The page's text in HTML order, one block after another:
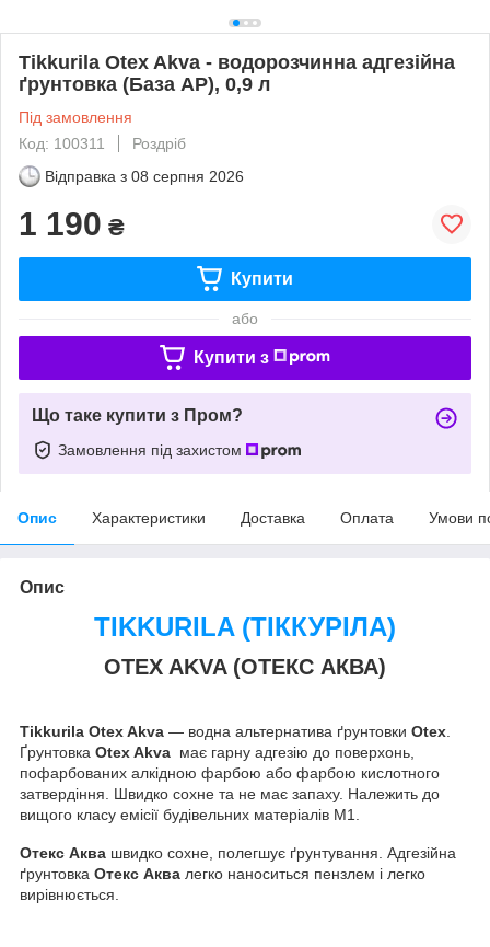
Tikkurila Otex Akva - водорозчинна адгезійна
ґрунтовка (База АР), 0,9 л
Під замовлення
Код: 100311
Роздріб
Відправка з 08 серпня 2026
1 190 ₴
Купити
або
Купити з
Що таке купити з Пром?
Замовлення під захистом
Опис Характеристики Доставка Оплата Умови
Опис
TIKKURILA (ТІККУРІЛА)
OTEX AKVA (ОТЕКС АКВА)
Tikkurila Otex Akva — водна альтернатива ґрунтовки Otex.
Ґрунтовка Otex Akva має гарну адгезію до поверхонь,
пофарбованих алкідною фарбою або фарбою кислотного
затвердіння. Швидко сохне та не має запаху. Належить до
вищого класу емісії будівельних матеріалів М1.
Отекс Аква швидко сохне, полегшує ґрунтування. Адгезійна
ґрунтовка Отекс Аква легко наноситься пензлем і легко
вирівнюється.